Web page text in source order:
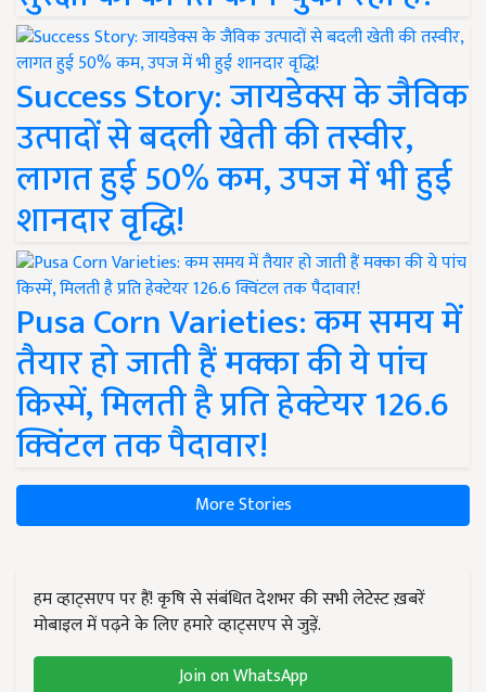
Success Story: जायडेक्स के जैविक
उत्पादों से बदली खेती की तस्वीर,
लागत हुई 50% कम, उपज में भी हुई
शानदार वृद्धि!
Pusa Corn Varieties: कम समय में
तैयार हो जाती हैं मक्का की ये पांच
किस्में, मिलती है प्रति हेक्टेयर 126.6
क्विंटल तक पैदावार!
More Stories
हम व्हाट्सएप पर हैं! कृषि से संबंधित देशभर की सभी लेटेस्ट ख़बरें
मोबाइल में पढ़ने के लिए हमारे व्हाट्सएप से जुड़ें.
Join on WhatsApp